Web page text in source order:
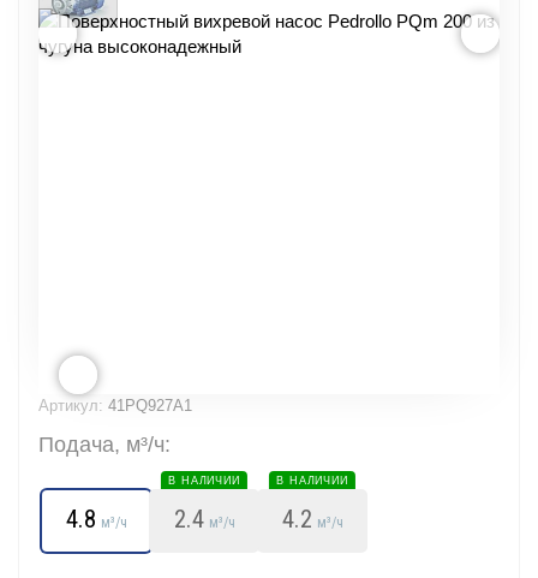
Артикул: 41PQ927A1
Подача, м³/ч:
4.8 м³/ч 2.4
В НАЛИЧИИ
м³/ч 4.2
В НАЛИЧИИ
м³/ч